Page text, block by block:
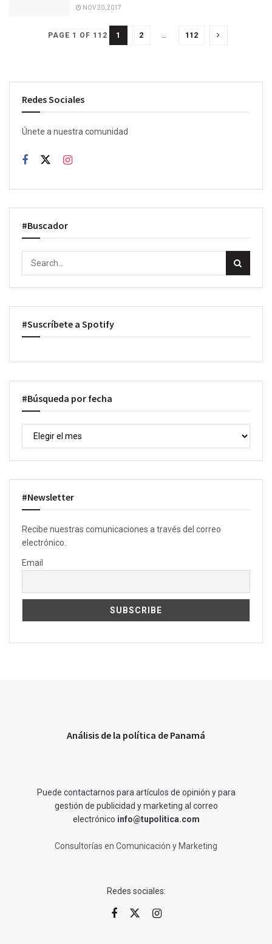
NOV 20, 2017
PAGE 1 OF 112 1 2 112
Redes Sociales
Únete a nuestra comunidad
#Buscador
#Suscríbete a Spotify
#Búsqueda por fecha
#Newsletter
Recibe nuestras comunicaciones a través del correo
electrónico.
Email
Análisis de la política de Panamá
Puede contactarnos para artículos de opinión y para
gestión de publicidad y marketing al correo
electrónico info@tupolitica.com
Consultorías en Comunicación y Marketing
Redes sociales: